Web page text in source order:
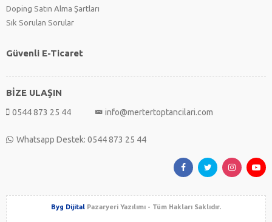
Doping Satın Alma Şartları
Sık Sorulan Sorular
Güvenli E-Ticaret
BİZE ULAŞIN
0544 873 25 44 info@mertertoptancilari.com
Whatsapp Destek: 0544 873 25 44
Byg Dijital Pazaryeri Yazılımı - Tüm Hakları Saklıdır.